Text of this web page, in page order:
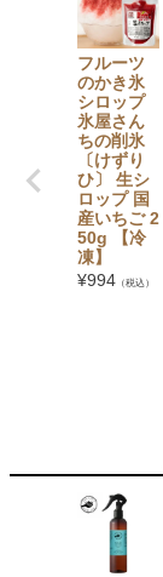
フルーツ
のかき氷
シロップ
氷屋さん
ちの削氷
〔けずり
ひ〕 生シ
ロップ 国
産いちご 2
50g 【冷
凍】
¥994 （税込）